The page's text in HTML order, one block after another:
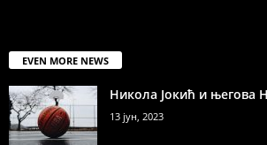
EVEN MORE NEWS
Никола Јокић и његова
13 јун, 2023